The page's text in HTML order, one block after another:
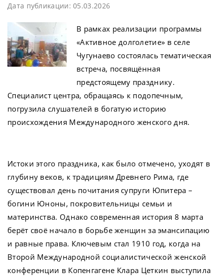
Дата публикации: 05.03.2026
В рамках реализации программы
«Активное долголетие» в селе
Чугунаево состоялась тематическая
встреча, посвящённая
предстоящему празднику.
Специалист центра, обращаясь к подопечным,
погрузила слушателей в богатую историю
происхождения Международного женского дня.
Истоки этого праздника, как было отмечено, уходят в
глубину веков, к традициям Древнего Рима, где
существовал день почитания супруги Юпитера –
богини Юноны, покровительницы семьи и
материнства. Однако современная история 8 марта
берёт своё начало в борьбе женщин за эмансипацию
и равные права. Ключевым стал 1910 год, когда на
Второй Международной социалистической женской
конференции в Копенгагене Клара Цеткин выступила